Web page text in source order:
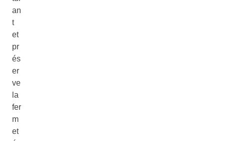
an
t
et
pr
és
er
ve
la
fer
m
et